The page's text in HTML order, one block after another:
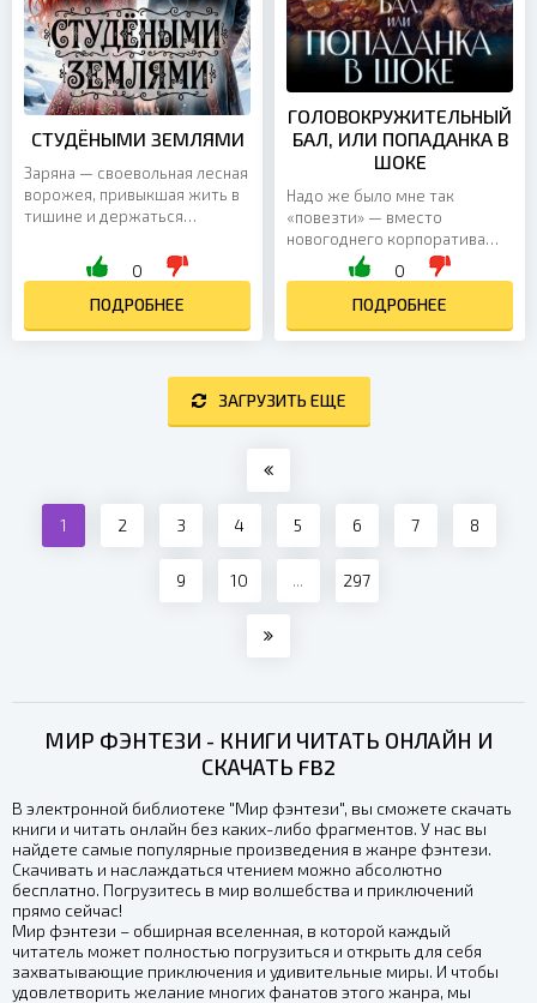
МИР ФЭНТЕЗИ - КНИГИ ЧИТАТЬ ОНЛАЙН И
СКАЧАТЬ FB2
В электронной библиотеке "Мир фэнтези", вы сможете скачать
книги и читать онлайн без каких-либо фрагментов. У нас вы
найдете самые популярные произведения в жанре фэнтези.
Скачивать и наслаждаться чтением можно абсолютно
бесплатно. Погрузитесь в мир волшебства и приключений
прямо сейчас!
Мир фэнтези – обширная вселенная, в которой каждый
читатель может полностью погрузиться и открыть для себя
захватывающие приключения и удивительные миры. И чтобы
удовлетворить желание многих фанатов этого жанра, мы
СТУДЁНЫМИ ЗЕМЛЯМИ
Заряна — своевольная лесная
ворожея, привыкшая жить в
тишине и держаться
однажды в её уединённую
избушку стучится княжич...
0
ПОДРОБНЕЕ
ГОЛОВОКРУЖИТЕЛЬНЫЙ
БАЛ, ИЛИ ПОПАДАНКА В
ШОКЕ
Надо же было мне так
«повезти» — вместо
новогоднего корпоратива
угодить в другой мир!
Правда, сначала я этого даже
не поняла: в клуб, где
намечалось...
0
ПОДРОБНЕЕ
ЗАГРУЗИТЬ ЕЩЕ
1 2 3 4 5 6 7 8
9 10 ... 297